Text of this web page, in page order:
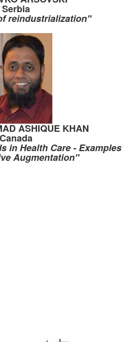
Serbia
reindustrialization"
ASHIQUE KHAN
Canada
in Health Care - Examples
Augmentation"